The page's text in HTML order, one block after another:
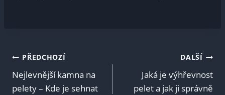
Navigace
pro
PŘEDCHOZÍ
Nejlevnější kamna na
pelety – Kde je sehnat
DALŠÍ
Jaká je výhřevnost
pelet a jak ji správně